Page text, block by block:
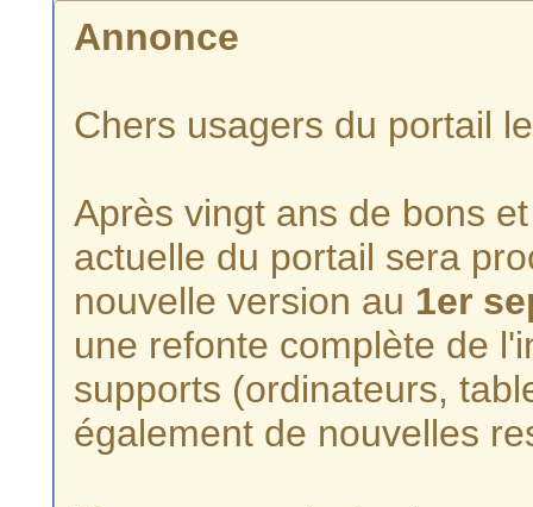
Annonce
Chers usagers du portail
Après vingt ans de bons
actuelle du portail sera
nouvelle version au 1er
une refonte complète de
supports (ordinateurs,
également de nouvelles